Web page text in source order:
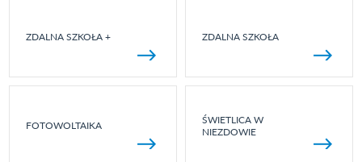
ZDALNA SZKOŁA + ZDALNA SZKOŁA
FOTOWOLTAIKA
ŚWIETLICA W
NIEZDOWIE